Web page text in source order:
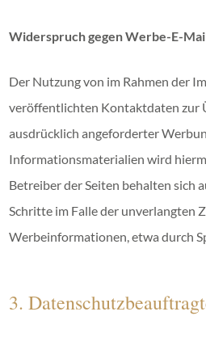
Widerspruch gegen Werbe-E-
Der Nutzung von im Rahmen der
veröffentlichten Kontaktdaten zur
ausdrücklich angeforderter
Informationsmaterialien wird
Betreiber der Seiten behalten sich
Schritte im Falle der unverlangten
Werbeinformationen, etwa durch
3.